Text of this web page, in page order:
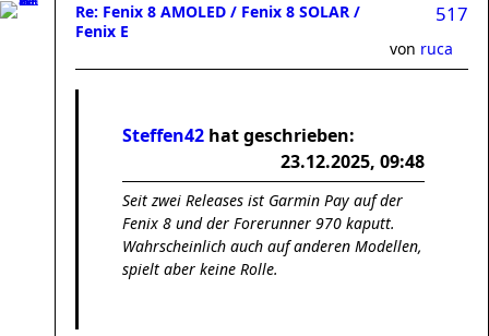
Re: Fenix 8 AMOLED / Fenix 8 SOLAR /
Fenix E
517
von ruca
Steffen42 hat geschrieben:
23.12.2025, 09:48
Seit zwei Releases ist Garmin Pay auf der
Fenix 8 und der Forerunner 970 kaputt.
Wahrscheinlich auch auf anderen Modellen,
spielt aber keine Rolle.